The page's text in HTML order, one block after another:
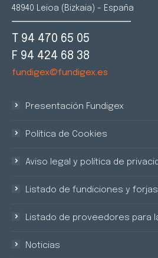
48940 Leioa (Bizkaia) - España
T 94 470 65 05
F 94 424 68 38
fundigex@fundigex.es
Presentación Fundigex
Política de Cookies
Aviso legal y política de
Listado de fundiciones y forjas
Listado de proveedores para
Noticias